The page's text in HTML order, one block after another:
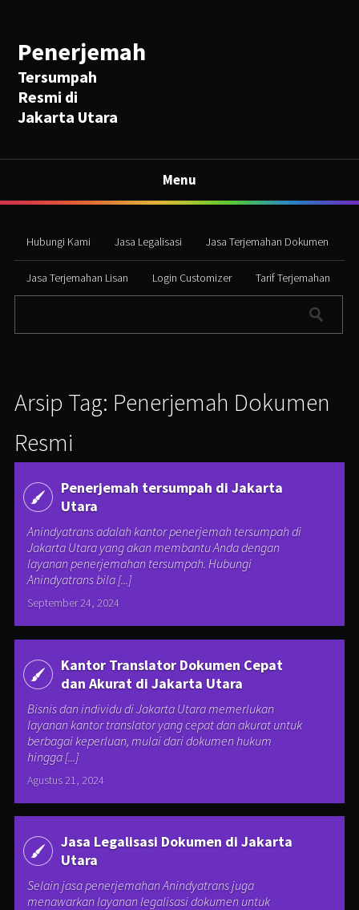
Penerjemah
Tersumpah
Resmi di
Jakarta Utara
Menu
Hubungi Kami Jasa Legalisasi Jasa Terjemahan Dokumen
Jasa Terjemahan Lisan Login Customizer Tarif Terjemahan
Arsip Tag: Penerjemah Dokumen
Resmi
Penerjemah tersumpah di Jakarta
Utara
Anindyatrans adalah kantor penerjemah tersumpah di
Jakarta Utara yang akan membantu Anda dengan
layanan penerjemahan tersumpah. Hubungi
Anindyatrans bila [...]
September 24, 2024
Kantor Translator Dokumen Cepat
dan Akurat di Jakarta Utara
Bisnis dan individu di Jakarta Utara memerlukan
layanan kantor translator yang cepat dan akurat untuk
berbagai keperluan, mulai dari dokumen hukum
hingga [...]
Agustus 21, 2024
Jasa Legalisasi Dokumen di Jakarta
Utara
Selain jasa penerjemahan Anindyatrans juga
menawarkan layanan legalisasi dokumen untuk